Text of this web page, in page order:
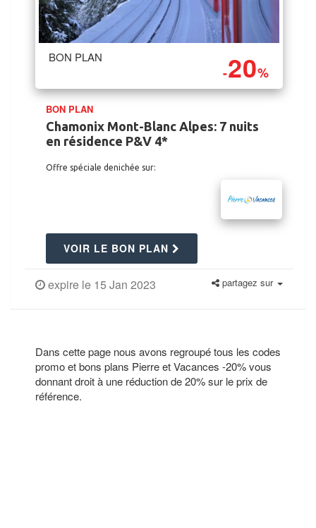
BON PLAN
-20%
BON PLAN
Chamonix Mont-Blanc Alpes: 7 nuits
en résidence P&V 4*
Offre spéciale denichée sur:
VOIR LE BON PLAN
expire le 15 Jan 2023 partagez sur
Dans cette page nous avons regroupé tous les codes
promo et bons plans Pierre et Vacances -20% vous
donnant droit à une réduction de 20% sur le prix de
référence.